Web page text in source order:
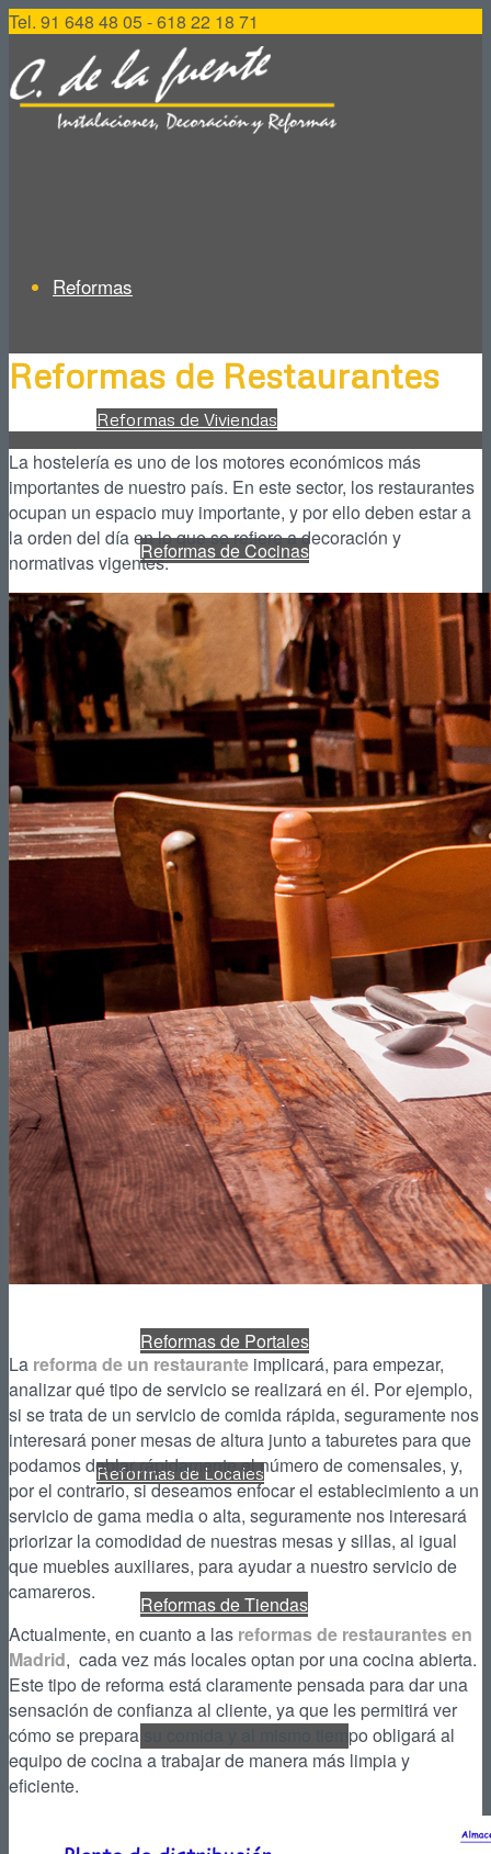
Tel. 91 648 48 05 - 618 22 18 71
Reformas
Reformas de Viviendas
Reformas de Cocinas
Reformas de Baños
Reformas de Terrazas
Reformas de Jardines
Reformas de Patios
Reformas de Piscinas
Reformas de Portales
Reformas de Locales
Reformas de Tiendas
Reformas de Restaurantes
La hostelería es uno de los motores económicos más
importantes de nuestro país. En este sector, los restaurantes
ocupan un espacio muy importante, y por ello deben estar a
la orden del día en lo que se refiere a decoración y
normativas vigentes.
La reforma de un restaurante implicará, para empezar,
analizar qué tipo de servicio se realizará en él. Por ejemplo,
si se trata de un servicio de comida rápida, seguramente nos
interesará poner mesas de altura junto a taburetes para que
podamos doblar rápidamente el número de comensales, y,
por el contrario, si deseamos enfocar el establecimiento a un
servicio de gama media o alta, seguramente nos interesará
priorizar la comodidad de nuestras mesas y sillas, al igual
que muebles auxiliares, para ayudar a nuestro servicio de
camareros.
Actualmente, en cuanto a las reformas de restaurantes en
Madrid, cada vez más locales optan por una cocina abierta.
Este tipo de reforma está claramente pensada para dar una
sensación de confianza al cliente, ya que les permitirá ver
cómo se prepara su comida y al mismo tiempo obligará al
equipo de cocina a trabajar de manera más limpia y
eficiente.